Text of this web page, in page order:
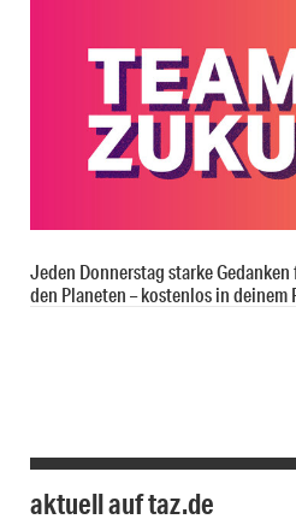
Jeden Donnerstag starke
den Planeten – kostenlos in deinem
aktuell auf taz.de